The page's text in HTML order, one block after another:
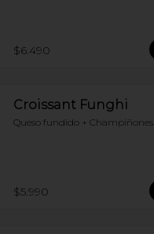
$6.490
Croissant Funghi
Queso fundido + Champiñones
$5.990